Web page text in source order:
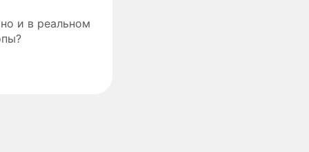
и в реальном